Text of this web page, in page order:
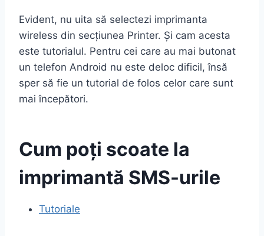
Evident, nu uita să selectezi imprimanta
wireless din secțiunea Printer. Și cam acesta
este tutorialul. Pentru cei care au mai butonat
un telefon Android nu este deloc dificil, însă
sper să fie un tutorial de folos celor care sunt
mai începători.
Cum poți scoate la
imprimantă SMS-urile
Tutoriale